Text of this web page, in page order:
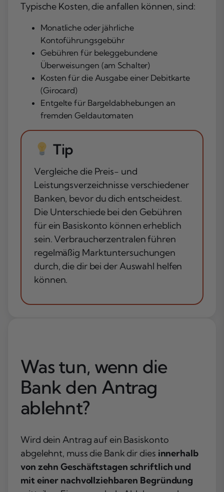
Typische Kosten, die anfallen können, sind:
Monatliche oder jährliche
Kontoführungsgebühr
Gebühren für beleggebundene
Überweisungen (am Schalter)
Kosten für die Ausgabe einer Debitkarte
(Girocard)
Entgelte für Bargeldabhebungen an
fremden Geldautomaten
Tip
Vergleiche die Preis- und
Leistungsverzeichnisse verschiedener
Banken, bevor du dich entscheidest.
Die Unterschiede bei den Gebühren
für ein Basiskonto können erheblich
sein. Verbraucherzentralen führen
regelmäßig Marktuntersuchungen
durch, die dir bei der Auswahl helfen
können.
Was tun, wenn die
Bank den Antrag
ablehnt?
Wird dein Antrag auf ein Basiskonto
abgelehnt, muss die Bank dir dies innerhalb
von zehn Geschäftstagen schriftlich und
mit einer nachvollziehbaren Begründung